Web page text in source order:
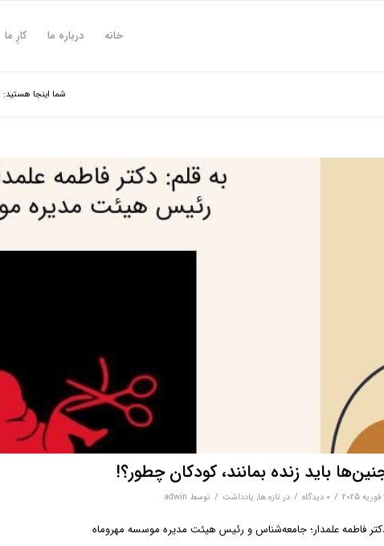
خانه درباره ما کارِ ما
شما اینجا هستید:
باید زنده بمانند، کودکان چطور؟!
/ 0 دیدگاه‌ / در تازه ها, یادداشت / توسط adwin
فاطمه علمدار؛ جامعه‌شناس و رئیس هیئت مدیره موسسه مهروماه